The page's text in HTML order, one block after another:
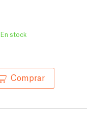
En stock
Comprar